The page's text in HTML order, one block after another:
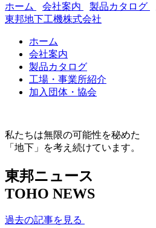
ホーム 会社案内 製品カタログ
東邦地下工機株式会社
ホーム
会社案内
製品カタログ
工場・事業所紹介
加入団体・協会
私たちは無限の可能性を秘めた
「地下」を考え続けています。
東邦ニュース
TOHO NEWS
過去の記事を見る